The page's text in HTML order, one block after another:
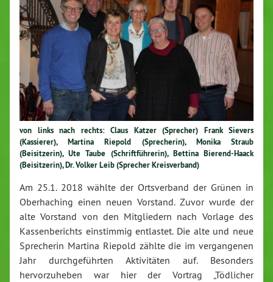
von links nach rechts: Claus Katzer (Sprecher) Frank Sievers
(Kassierer), Martina Riepold (Sprecherin), Monika Straub
(Beisitzerin), Ute Taube (Schriftführerin), Bettina Bierend-Haack
(Beisitzerin), Dr. Volker Leib (Sprecher Kreisverband)
Am 25.1. 2018 wählte der Ortsverband der Grünen in
Oberhaching einen neuen Vorstand. Zuvor wurde der
alte Vorstand von den Mitgliedern nach Vorlage des
Kassenberichts einstimmig entlastet. Die alte und neue
Sprecherin Martina Riepold zählte die im vergangenen
Jahr durchgeführten Aktivitäten auf. Besonders
hervorzuheben war hier der Vortrag „Tödlicher